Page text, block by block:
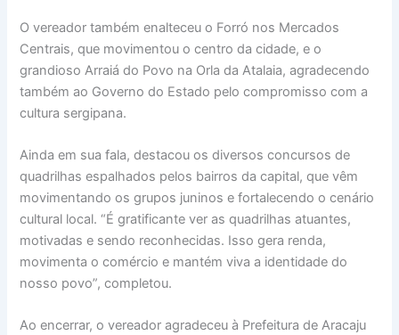
O vereador também enalteceu o Forró nos Mercados
Centrais, que movimentou o centro da cidade, e o
grandioso Arraiá do Povo na Orla da Atalaia, agradecendo
também ao Governo do Estado pelo compromisso com a
cultura sergipana.
Ainda em sua fala, destacou os diversos concursos de
quadrilhas espalhados pelos bairros da capital, que vêm
movimentando os grupos juninos e fortalecendo o cenário
cultural local. “É gratificante ver as quadrilhas atuantes,
motivadas e sendo reconhecidas. Isso gera renda,
movimenta o comércio e mantém viva a identidade do
nosso povo”, completou.
Ao encerrar, o vereador agradeceu à Prefeitura de Aracaju